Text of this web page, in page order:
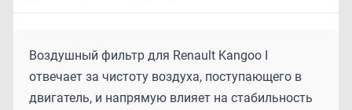
Воздушный фильтр для Renault Kangoo I
отвечает за чистоту воздуха, поступающего в
двигатель, и напрямую влияет на стабильность